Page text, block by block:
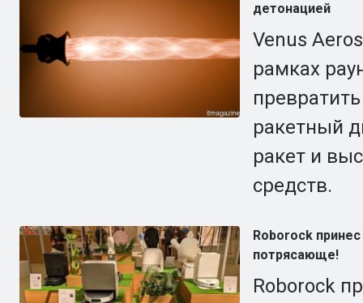
детонацией
Venus
рамках
ракетный
ракет и
средств.
Roborock
потрясающе!
Roborock